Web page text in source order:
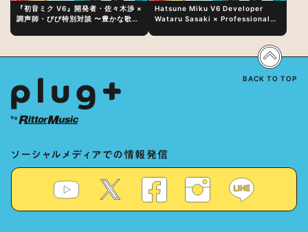
『初音ミク V6』開発者・佐々木渉 ×
調声師・びび特別対談 〜豊かな歌声
Hatsune Miku V6 Developer
Wataru Sasaki × Professional
Vocal Expression Lies in “Love
for the singing characters” and
ソーシャルメディアでの情報発信
BACK TO TOP